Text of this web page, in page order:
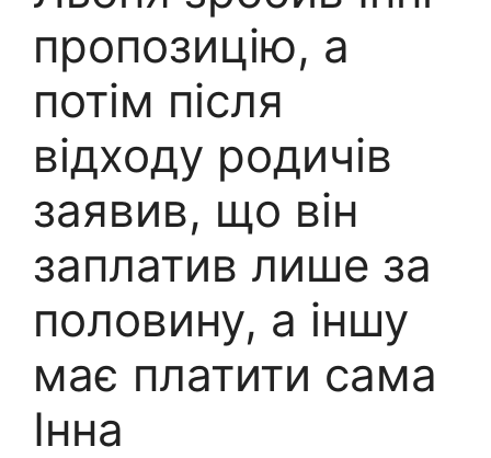
пропозицію, а
потім після
відходу родичів
заявив, що він
заплатив лише за
половину, а іншу
має платити сама
Інна